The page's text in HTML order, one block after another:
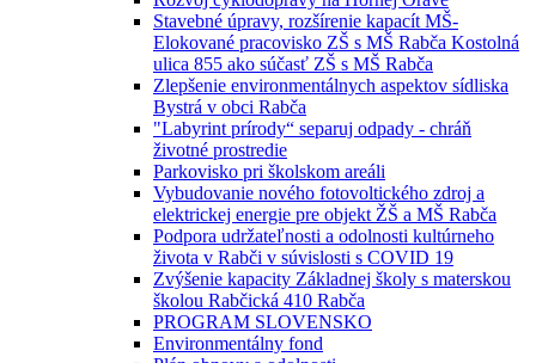
Stavebné úpravy, rozšírenie kapacít MŠ-
Elokované pracovisko ZŠ s MŠ Rabča Kostolná
ulica 855 ako súčasť ZŠ s MŠ Rabča
Zlepšenie environmentálnych aspektov sídliska
Bystrá v obci Rabča
"Labyrint prírody“ separuj odpady - chráň
životné prostredie
Parkovisko pri školskom areáli
Vybudovanie nového fotovoltického zdroj a
elektrickej energie pre objekt ŽŠ a MŠ Rabča
Podpora udržateľnosti a odolnosti kultúrneho
života v Rabči v súvislosti s COVID 19
Zvýšenie kapacity Základnej školy s materskou
školou Rabčická 410 Rabča
PROGRAM SLOVENSKO
Environmentálny fond